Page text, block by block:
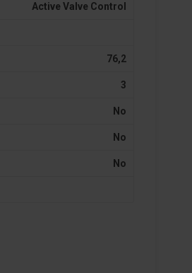
Active Valve Control
76,2
3
No
No
No